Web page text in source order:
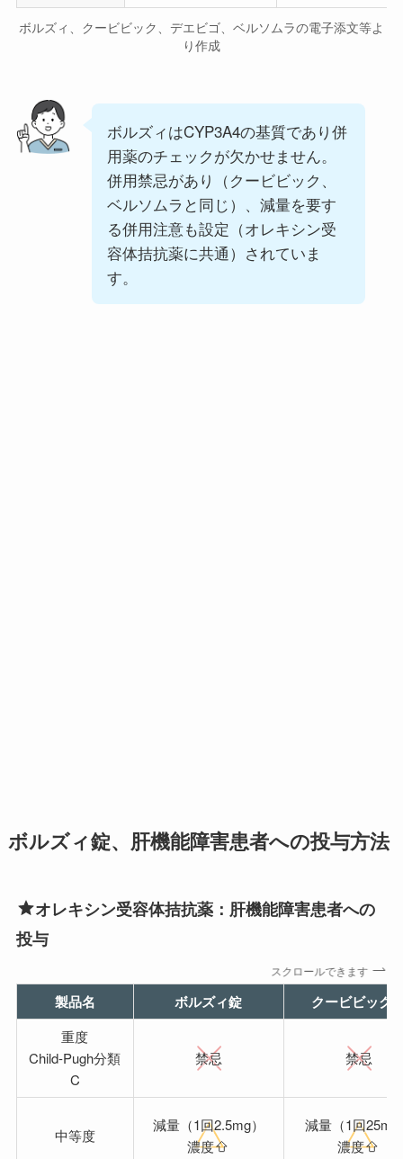
ボルズィ、クービビック、デエビゴ、ベルソムラの電子添文等よ
り作成
ボルズィはCYP3A4の基質であり併
用薬のチェックが欠かせません。
併用禁忌があり（クービビック、
ベルソムラと同じ）、減量を要す
る併用注意も設定（オレキシン受
容体拮抗薬に共通）されていま
す。
ボルズィ錠、肝機能障害患者への投与方法
オレキシン受容体拮抗薬：肝機能障害患者への
投与
スクロールできます
製品名 ボルズィ錠 クービビック
重度
Child-Pugh分類
C
禁忌 禁忌
中等度
減量（1回2.5mg）
濃度
減量（1回25mg
濃度